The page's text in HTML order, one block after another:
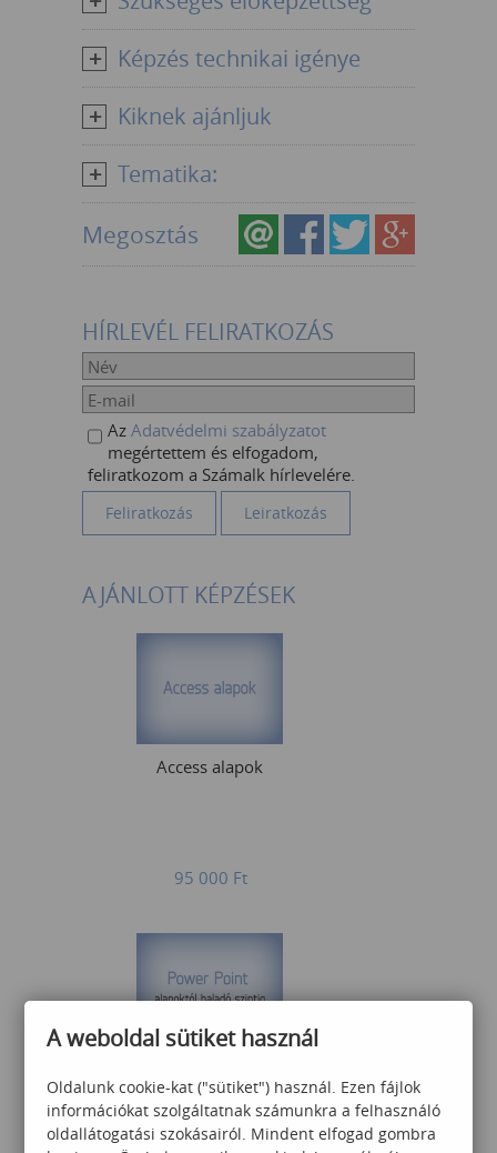
Képzés technikai igénye
Kiknek ajánljuk
Tematika:
Megosztás
HÍRLEVÉL FELIRATKOZÁS
Az Adatvédelmi szabályzatot
megértettem és elfogadom,
feliratkozom a Számalk hírlevelére.
AJÁNLOTT KÉPZÉSEK
Access alapok
95 000 Ft
AI funkciók
A weboldal sütiket használ
Oldalunk cookie-kat ("sütiket") használ. Ezen fájlok
információkat szolgáltatnak számunkra a felhasználó
oldallátogatási szokásairól. Mindent elfogad gombra